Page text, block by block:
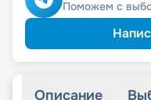
Поможем с
Описание